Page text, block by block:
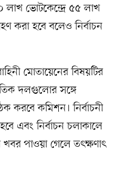
লাখ ভোটকেন্দ্রে ৫৫ লাখ
করা হবে বলেও নির্বাচন
মোতায়েনের বিষয়টির
দলগুলোর সঙ্গে
করবে কমিশন। নির্বাচনী
এবং নির্বাচন চলাকালে
পাওয়া গেলে তৎক্ষণাৎ